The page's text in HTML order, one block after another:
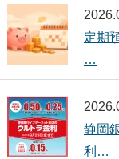
定期
…
静岡
利…